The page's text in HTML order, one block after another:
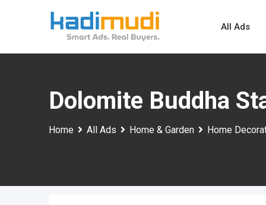
All Ads
Dolomite Buddha
Home All Ads Home & Garden Home